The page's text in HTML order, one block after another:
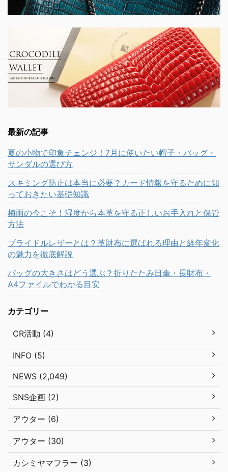
最新の記事
夏の小物で印象チェンジ！7月に使いたい帽子・バッグ・
サンダルの選び方
スキミング防止は本当に必要？カード情報を守るために知
っておきたい基礎知識
梅雨の今こそ！湿度から本革を守る正しいお手入れと保管
方法
ブライドルレザーとは？革財布に選ばれる理由と経年変化
の魅力を徹底解説
バッグの大きさはどう選ぶ？折りたたみ日傘・長財布・
A4ファイルでわかる目安
カテゴリー
CR活動 (4)
INFO (5)
NEWS (2,049)
SNS企画 (2)
アウター (6)
アウター (30)
カシミヤマフラー (3)